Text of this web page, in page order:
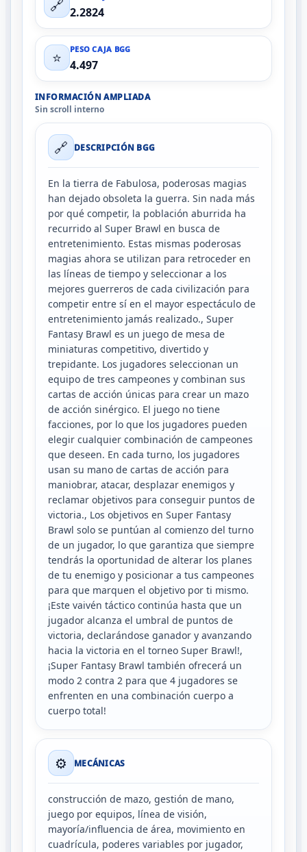
🔗 2.2824
⭐ PESO CAJA BGG
4.497
INFORMACIÓN AMPLIADA
Sin scroll interno
🔗 DESCRIPCIÓN BGG
En la tierra de Fabulosa, poderosas magias
han dejado obsoleta la guerra. Sin nada más
por qué competir, la población aburrida ha
recurrido al Super Brawl en busca de
entretenimiento. Estas mismas poderosas
magias ahora se utilizan para retroceder en
las líneas de tiempo y seleccionar a los
mejores guerreros de cada civilización para
competir entre sí en el mayor espectáculo de
entretenimiento jamás realizado., Super
Fantasy Brawl es un juego de mesa de
miniaturas competitivo, divertido y
trepidante. Los jugadores seleccionan un
equipo de tres campeones y combinan sus
cartas de acción únicas para crear un mazo
de acción sinérgico. El juego no tiene
facciones, por lo que los jugadores pueden
elegir cualquier combinación de campeones
que deseen. En cada turno, los jugadores
usan su mano de cartas de acción para
maniobrar, atacar, desplazar enemigos y
reclamar objetivos para conseguir puntos de
victoria., Los objetivos en Super Fantasy
Brawl solo se puntúan al comienzo del turno
de un jugador, lo que garantiza que siempre
tendrás la oportunidad de alterar los planes
de tu enemigo y posicionar a tus campeones
para que marquen el objetivo por ti mismo.
¡Este vaivén táctico continúa hasta que un
jugador alcanza el umbral de puntos de
victoria, declarándose ganador y avanzando
hacia la victoria en el torneo Super Brawl!,
¡Super Fantasy Brawl también ofrecerá un
modo 2 contra 2 para que 4 jugadores se
enfrenten en una combinación cuerpo a
cuerpo total!
⚙️ MECÁNICAS
construcción de mazo, gestión de mano,
juego por equipos, línea de visión,
mayoría/influencia de área, movimiento en
cuadrícula, poderes variables por jugador,